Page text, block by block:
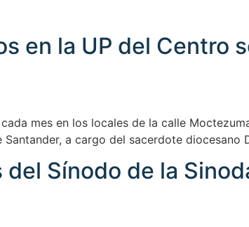
en la UP del Centro
mes en los locales de la calle
a cargo del sacerdote diocesano
Sínodo de la